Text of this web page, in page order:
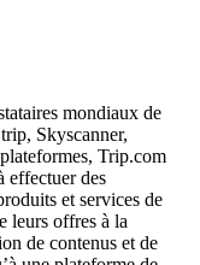
mondiaux de
Skyscanner,
Trip.com
effectuer des
et services de
leurs offres à la
de contenus et de